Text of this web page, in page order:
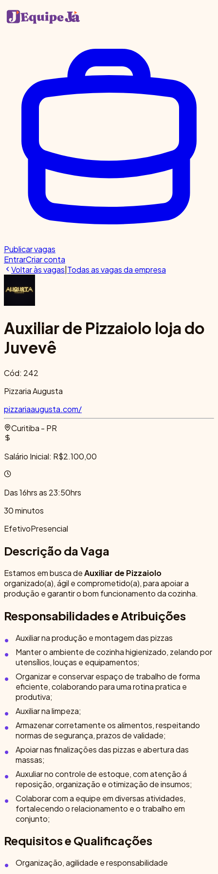
Publicar vagas
EntrarCriar conta
Voltar às vagas Todas as vagas da empresa
Auxiliar de Pizzaiolo loja do
Juvevê
Cód: 242
Pizzaria Augusta
pizzariaaugusta.com/
Curitiba - PR
Salário Inicial: R$2.100,00
Das 16hrs as 23:50hrs
30 minutos
EfetivoPresencial
Descrição da Vaga
Estamos em busca deAuxiliar de Pizzaiolo
organizado(a), ágil e comprometido(a), para apoiar a
produção e garantir o bom funcionamento da cozinha.
Responsabilidades e Atribuições
Auxiliar na produção e montagem das pizzas
Manter o ambiente de cozinha higienizado, zelando por
utensílios, louças e equipamentos;
Organizar e conservar espaço de trabalho de forma
eficiente, colaborando para uma rotina pratica e
produtiva;
Auxiliar na limpeza;
Armazenar corretamente os alimentos, respeitando
normas de segurança, prazos de validade;
Apoiar nas finalizações das pizzas e abertura das
massas;
Auxuliar no controle de estoque, com atenção á
reposição, organização e otimização de insumos;
Colaborar com a equipe em diversas atividades,
fortalecendo o relacionamento e o trabalho em
conjunto;
Requisitos e Qualificações
Organização, agilidade e responsabilidade